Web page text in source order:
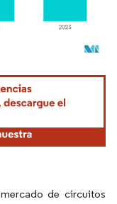
según CC BY 4.0.
de circuitos